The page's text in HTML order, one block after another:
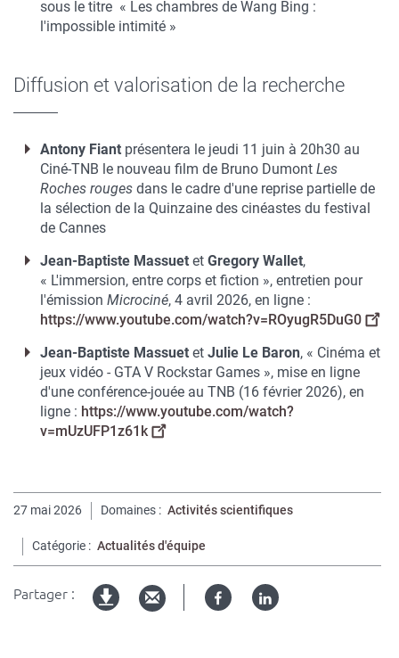
sous le titre « Les chambres de Wang Bing :
l'impossible intimité »
Diffusion et valorisation de la recherche
Antony Fiant présentera le jeudi 11 juin à 20h30 au
Ciné-TNB le nouveau film de Bruno Dumont Les
Roches rouges dans le cadre d'une reprise partielle de
la sélection de la Quinzaine des cinéastes du festival
de Cannes
Jean-Baptiste Massuet et Gregory Wallet,
« L'immersion, entre corps et fiction », entretien pour
l'émission Microciné, 4 avril 2026, en ligne :
https://www.youtube.com/watch?v=ROyugR5DuG0
Jean-Baptiste Massuet et Julie Le Baron, « Cinéma et
jeux vidéo - GTA V Rockstar Games », mise en ligne
d'une conférence-jouée au TNB (16 février 2026), en
ligne : https://www.youtube.com/watch?
v=mUzUFP1z61k
27 mai 2026 Domaines Activités scientifiques
Catégorie Actualités d'équipe
Partager : FacebookLinked